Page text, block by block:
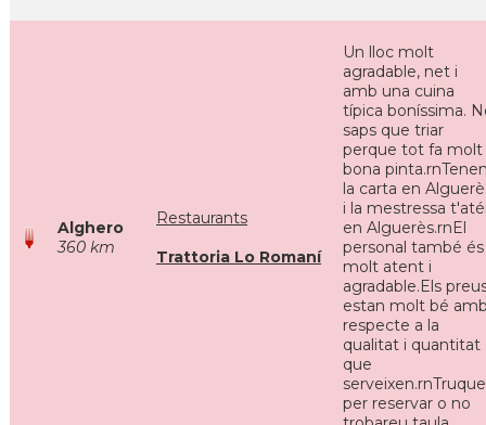
Alghero
360 km
Restaurants
Trattoria Lo Romaní
Un lloc molt
agradable, net i
amb una cuina
típica boníssima.
saps que triar
perque tot fa molt
bona
la carta en
i la mestressa
en Alguerès.rnEl
personal també és
molt atent i
agradable.Els
estan molt bé
respecte a la
qualitat i quantitat
que
per reservar o no